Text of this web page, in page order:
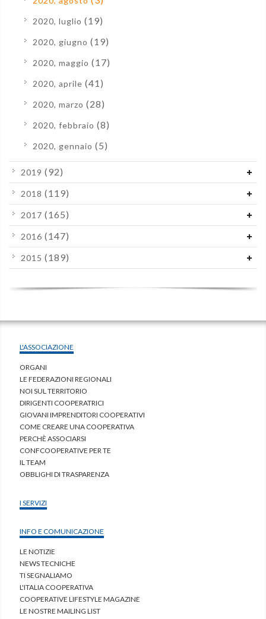
2020, luglio (19)
2020, giugno (19)
2020, maggio (17)
2020, aprile (41)
2020, marzo (28)
2020, febbraio (8)
2020, gennaio (5)
2019 (92)
2018 (119)
2017 (165)
2016 (147)
2015 (189)
L'ASSOCIAZIONE
ORGANI
LE FEDERAZIONI REGIONALI
NOI SUL TERRITORIO
DIRIGENTI COOPERATRICI
GIOVANI IMPRENDITORI COOPERATIVI
COME CREARE UNA COOPERATIVA
PERCHÈ ASSOCIARSI
CONFCOOPERATIVE PER TE
IL TEAM
OBBLIGHI DI TRASPARENZA
I SERVIZI
INFO E COMUNICAZIONE
LE NOTIZIE
NEWS TECNICHE
TI SEGNALIAMO
L'ITALIA COOPERATIVA
COOPERATIVE LIFESTYLE MAGAZINE
LE NOSTRE MAILING LIST